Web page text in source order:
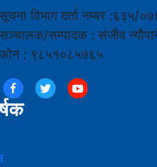
सूचना विभाग दर्ता नम्बर :६३५/
सञ्चालक/सम्पादक : संजीव
फोन : ९८५१०८५७६५